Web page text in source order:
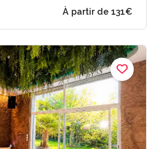
À partir de 131€